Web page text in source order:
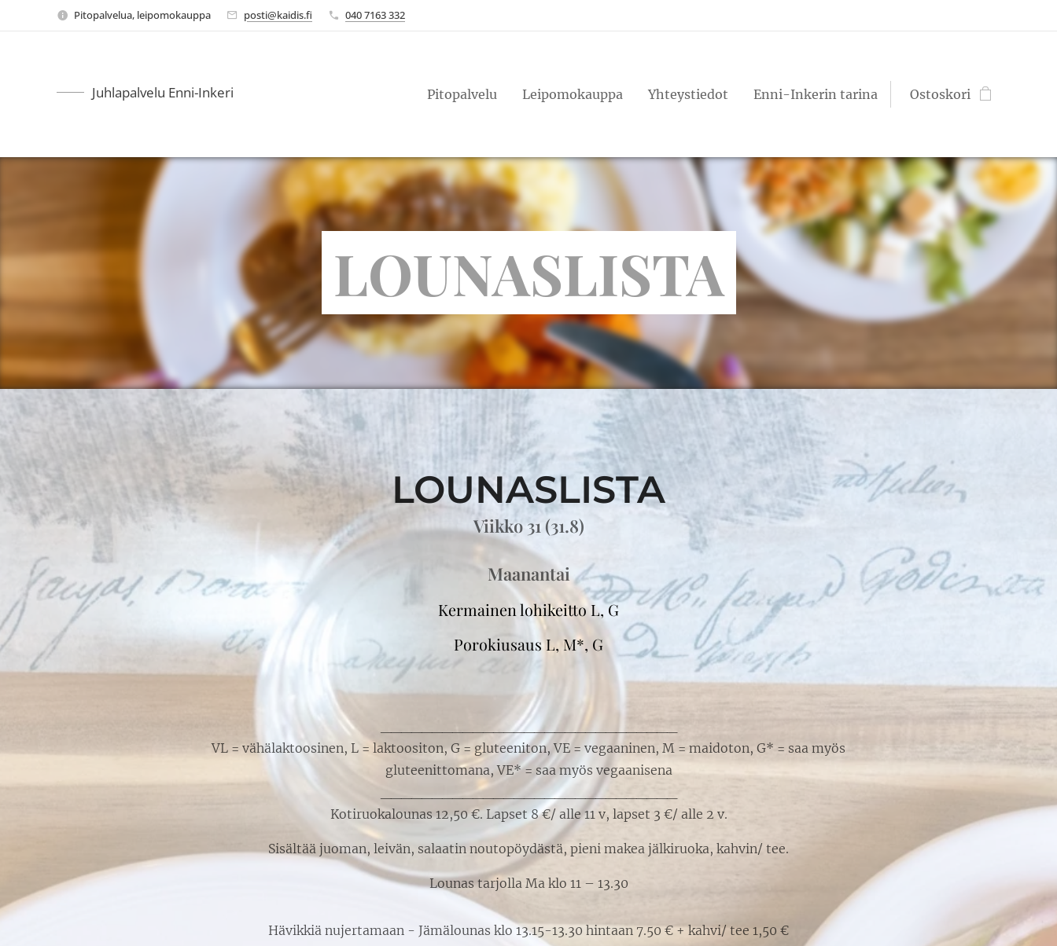
Pitopalvelua, leipomokauppa posti@kaidis.fi 040 7163 332
Juhlapalvelu Enni-Inkeri Pitopalvelu Leipomokauppa Yhteystiedot Enni-Inkerin tarina Ostoskori
LOUNASLISTA
LOUNASLISTA
Viikko 31 (31.8)
Maanantai
Kermainen lohikeitto L, G
Porokiusaus L, M*, G
_____________________________
VL = vähälaktoosinen, L = laktoositon, G = gluteeniton, VE = vegaaninen, M = maidoton, G* = saa myös
gluteenittomana, VE* = saa myös vegaanisena
_____________________________
Kotiruokalounas 12,50 €. Lapset 8 €/ alle 11 v, lapset 3 €/ alle 2 v.
Sisältää juoman, leivän, salaatin noutopöydästä, pieni makea jälkiruoka, kahvin/ tee.
Lounas tarjolla Ma klo 11 – 13.30
Hävikkiä nujertamaan - Jämälounas klo 13.15-13.30 hintaan 7.50 € + kahvi/ tee 1,50 €